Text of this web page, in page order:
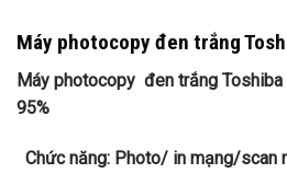
Máy photocopy đen trắng
Máy photocopy đen trắng
95%
Chức năng: Photo/ in mạng/scan